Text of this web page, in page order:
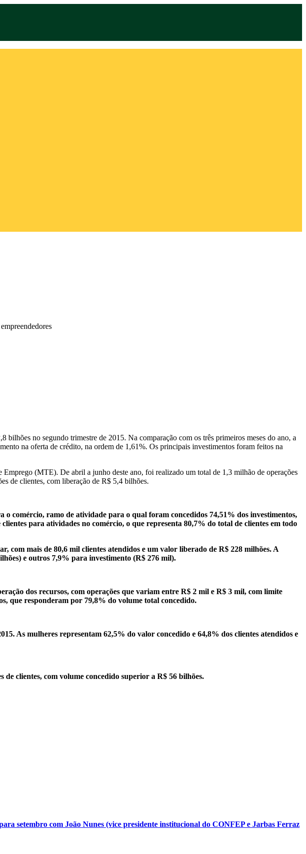
no segundo trimestre de 2015. Na comparação com os três primeiros meses do ano, a
na oferta de crédito, na ordem de 1,61%. Os principais investimentos foram feitos na
(MTE). De abril a junho deste ano, foi realizado um total de 1,3 milhão de operações
de clientes, com liberação de R$ 5,4 bilhões.
comércio, ramo de atividade para o qual foram concedidos 74,51% dos investimentos,
para atividades no comércio, o que representa 80,7% do total de clientes em todo
com mais de 80,6 mil clientes atendidos e um valor liberado de R$ 228 milhões. A
e outros 7,9% para investimento (R$ 276 mil).
dos recursos, com operações que variam entre R$ 2 mil e R$ 3 mil, com limite
que responderam por 79,8% do volume total concedido.
As mulheres representam 62,5% do valor concedido e 64,8% dos clientes atendidos e
de clientes, com volume concedido superior a R$ 56 bilhões.
setembro com João Nunes (vice presidente institucional do CONFEP e Jarbas Ferraz